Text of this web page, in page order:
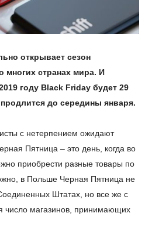
открывает сезон
многих странах мира. И
году Black Friday будет 29
до середины января.
с нетерпением ожидают
Пятница – это день, когда во
приобрести разные товары по
в Польше Черная Пятница не
Штатах, но все же с
число магазинов, принимающих